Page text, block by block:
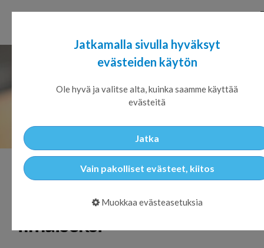
Lataa tästä IT-osaston KPI-
seurantamittaripohja
ilmaiseksi
Jatkamalla sivulla hyväksyt
evästeiden käytön
Ole hyvä ja valitse alta, kuinka saamme käyttää
evästeitä
Jatka
Vain pakolliset evästeet, kiitos
Muokkaa evästeasetuksia